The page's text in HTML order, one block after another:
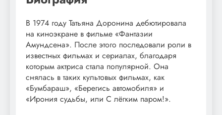
В 1974 году Татьяна Доронина дебютировала
на киноэкране в фильме «Фантазии
Амундсена». После этого последовали роли в
известных фильмах и сериалах, благодаря
которым актриса стала популярной. Она
снялась в таких культовых фильмах, как
«Бумбараш», «Берегись автомобиля» и
«Ирония судьбы, или С лёгким паром!».